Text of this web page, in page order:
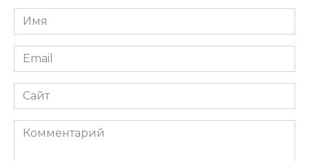
Имя
*
Email
*
Сайт
Комментарий